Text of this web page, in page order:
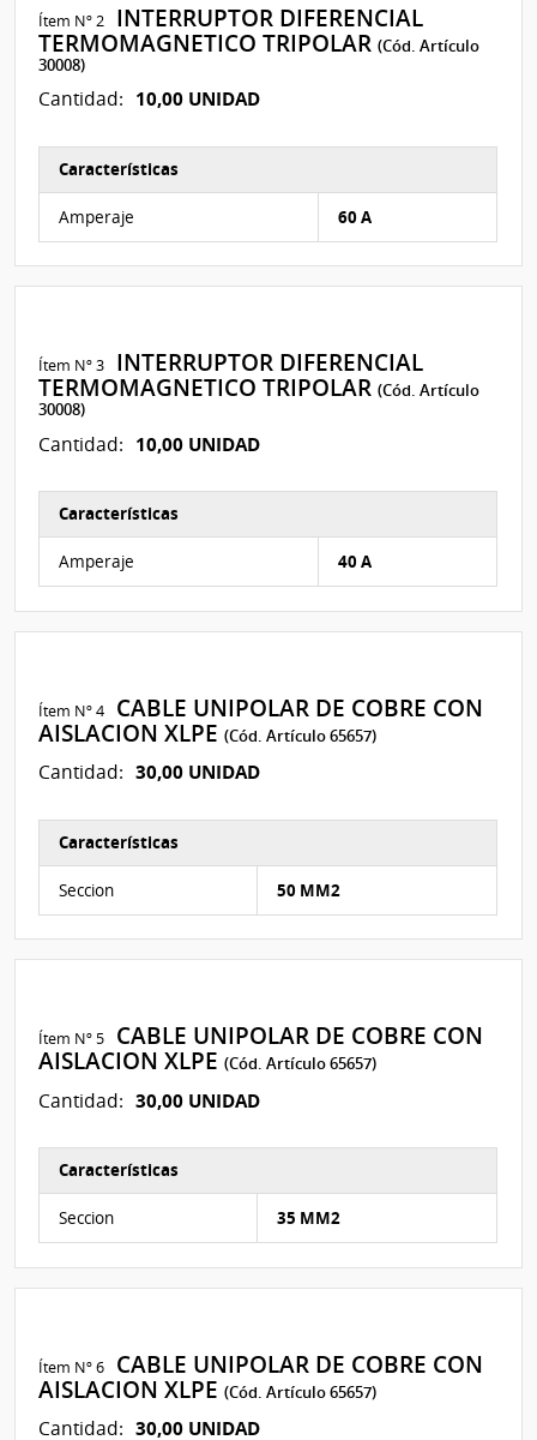
Ítem Nº 2
INTERRUPTOR DIFERENCIAL
TERMOMAGNETICO TRIPOLAR(Cód. Artículo
30008)
Cantidad: 10,00 UNIDAD
Características
Amperaje 60 A
Ítem Nº 3
INTERRUPTOR DIFERENCIAL
TERMOMAGNETICO TRIPOLAR(Cód. Artículo
30008)
Cantidad: 10,00 UNIDAD
Características
Amperaje 40 A
Ítem Nº 4
CABLE UNIPOLAR DE COBRE CON
AISLACION XLPE(Cód. Artículo 65657)
Cantidad: 30,00 UNIDAD
Características
Seccion 50 MM2
Ítem Nº 5
CABLE UNIPOLAR DE COBRE CON
AISLACION XLPE(Cód. Artículo 65657)
Cantidad: 30,00 UNIDAD
Características
Seccion 35 MM2
Ítem Nº 6
CABLE UNIPOLAR DE COBRE CON
AISLACION XLPE(Cód. Artículo 65657)
Cantidad: 30,00 UNIDAD